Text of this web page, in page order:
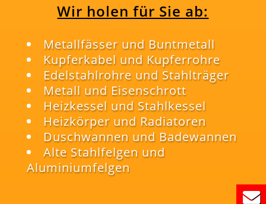
Wir holen für Sie ab:
Metallfässer und Buntmetall
Kupferkabel und Kupferrohre
Edelstahlrohre und Stahlträger
Metall und Eisenschrott
Heizkessel und Stahlkessel
Heizkörper und Radiatoren
Duschwannen und Badewannen
Alte Stahlfelgen und
Aluminiumfelgen